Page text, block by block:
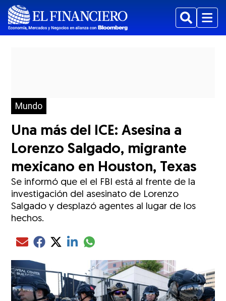
BuscarMenu
Mundo
Una más del ICE: Asesina a
Lorenzo Salgado, migrante
mexicano en Houston, Texas
Se informó que el el FBI está al frente de la
investigación del asesinato de Lorenzo
Salgado y desplazó agentes al lugar de los
hechos.
Compartir el artículo actual mediante Email
Compartir el artículo actual mediante Facebook
Compartir el artículo actual mediante Twitter
Compartir el artículo actual mediante LinkedIn
Compartir el artículo actual mediante